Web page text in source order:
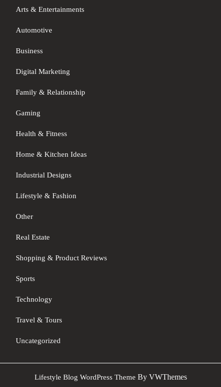
Arts & Entertainments
Automotive
Business
Digital Marketing
Family & Relationship
Gaming
Health & Fitness
Home & Kitchen Ideas
Industrial Designs
Lifestyle & Fashion
Other
Real Estate
Shopping & Product Reviews
Sports
Technology
Travel & Tours
Uncategorized
Lifestyle Blog WordPress Theme By VWThemes